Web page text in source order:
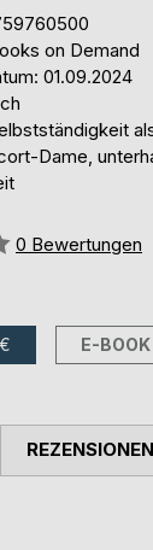
on Demand
01.09.2024
Dame,
0 Bewertungen
E-BOOK
REZENSIONEN